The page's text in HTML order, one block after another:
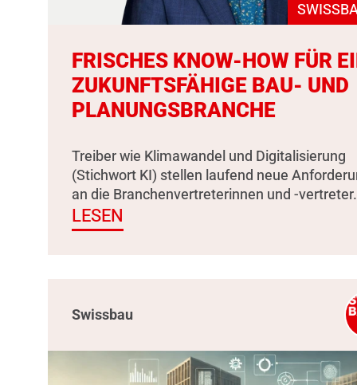
FRISCHES KNOW-HOW FÜR
ZUKUNFTSFÄHIGE BAU- UND
PLANUNGSBRANCHE
Treiber wie Klimawandel und Digitalisierung
(Stichwort KI) stellen laufend neue
an die Branchenvertreterinnen und -vertreter.
LESEN
Swissbau